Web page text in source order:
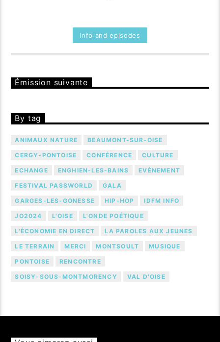
Info and episodes
Émission suivante
By tag
ANIMAUX NATURE BEAUMONT-SUR-OISE
CERGY-PONTOISE CONFÉRENCE CULTURE
ECHANGE ENGHIEN-LES-BAINS EVÈNEMENT
FESTIVAL PASSWORLD GALA
GARGES-LES-GONESSE HIP-HOP IDFM INFO
JO2024 L'OISE L'ONDE POÉTIQUE
L'ÉCONOMIE EN DIRECT LA PAROLES AUX JEUNES
LE TERRAIN MERCI MONTSOULT MUSIQUE
PONTOISE RENCONTRE
SOISY-SOUS-MONTMORENCY VAL D'OISE